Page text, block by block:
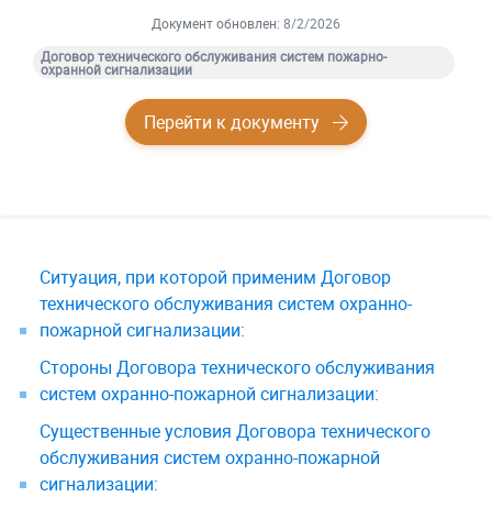
Документ обновлен: 8/2/2026
Договор технического обслуживания систем пожарно-
охранной сигнализации
Перейти к документу
Ситуация, при которой применим Договор
технического обслуживания систем охранно-
пожарной сигнализации:
Стороны Договора технического обслуживания
систем охранно-пожарной сигнализации:
Существенные условия Договора технического
обслуживания систем охранно-пожарной
сигнализации: